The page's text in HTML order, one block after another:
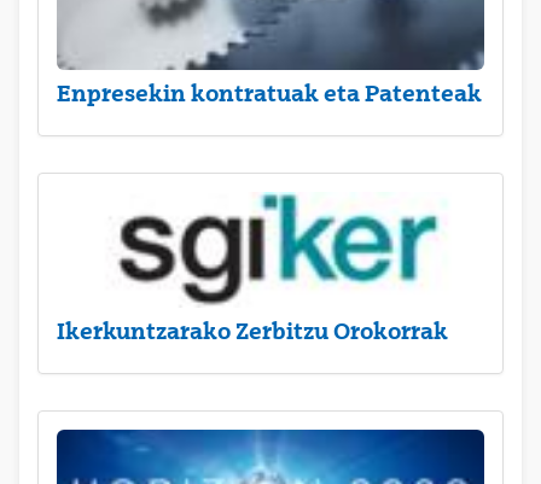
Enpresekin kontratuak eta Patenteak
Ikerkuntzarako Zerbitzu Orokorrak